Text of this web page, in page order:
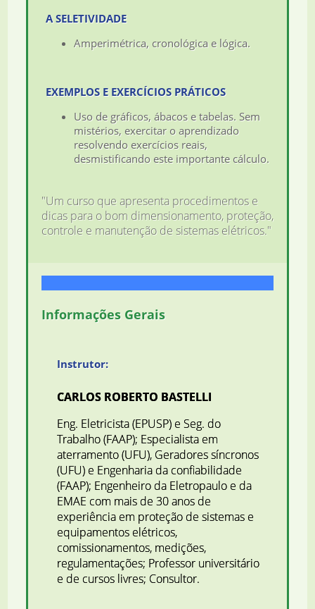
A SELETIVIDADE
Amperimétrica, cronológica e lógica.
EXEMPLOS E EXERCÍCIOS PRÁTICOS
Uso de gráficos, ábacos e tabelas. Sem
mistérios, exercitar o aprendizado
resolvendo exercícios reais,
desmistificando este importante cálculo.
"Um curso que apresenta procedimentos e
dicas para o bom dimensionamento, proteção,
controle e manutenção de sistemas elétricos."
Informações Gerais
Instrutor:
CARLOS ROBERTO BASTELLI
Eng. Eletricista (EPUSP) e Seg. do
Trabalho (FAAP); Especialista em
aterramento (UFU), Geradores síncronos
(UFU) e Engenharia da confiabilidade
(FAAP); Engenheiro da Eletropaulo e da
EMAE com mais de 30 anos de
experiência em proteção de sistemas e
equipamentos elétricos,
comissionamentos, medições,
regulamentações; Professor universitário
e de cursos livres; Consultor.